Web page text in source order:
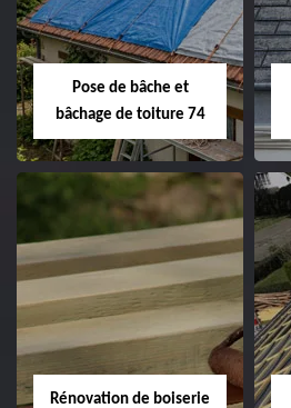
Pose de bâche et
bâchage de toiture 74
Rénovation de boiserie